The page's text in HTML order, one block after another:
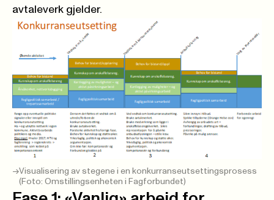
avtaleverk gjelder.
Visualisering av stegene i en konkurranseutsettingsprosess
(Foto: Omstillingsenheten i Fagforbundet)